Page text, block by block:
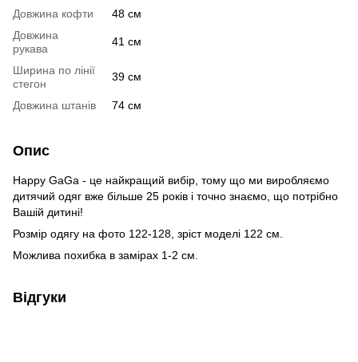
Довжина кофти
48 см
Довжина
рукава
41 см
Ширина по лінії
стегон
39 см
Довжина штанів 74 см
Опис
Happy GaGa - це найкращий вибір, тому що ми виробляємо
дитячий одяг вже більше 25 років і точно знаємо, що потрібно
Вашій дитині!
Розмір одягу на фото 122-128, зріст моделі 122 см.
Можлива похибка в замірах 1-2 см.
Відгуки